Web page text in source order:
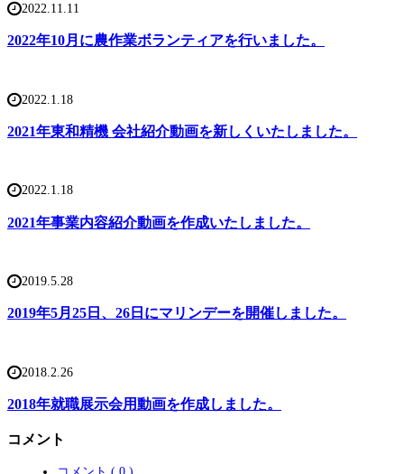
2022.11.11
2022年10月に農作業ボランティアを行いました。
2022.1.18
2021年東和精機 会社紹介動画を新しくいたしました。
2022.1.18
2021年事業内容紹介動画を作成いたしました。
2019.5.28
2019年5月25日、26日にマリンデーを開催しました。
2018.2.26
2018年就職展示会用動画を作成しました。
コメント